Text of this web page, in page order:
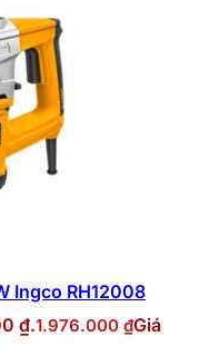
Ingco RH12008
₫.1.976.000 ₫Giá